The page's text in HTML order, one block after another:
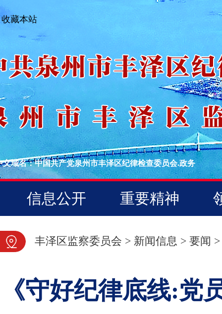
收藏本站
文域名：中国共产党泉州市丰泽区纪律检查委员会.政务
信息公开 重要精神
图片新闻
丰泽区监察委员会 > 新闻信息 > 要闻 >
《守好纪律底线:党